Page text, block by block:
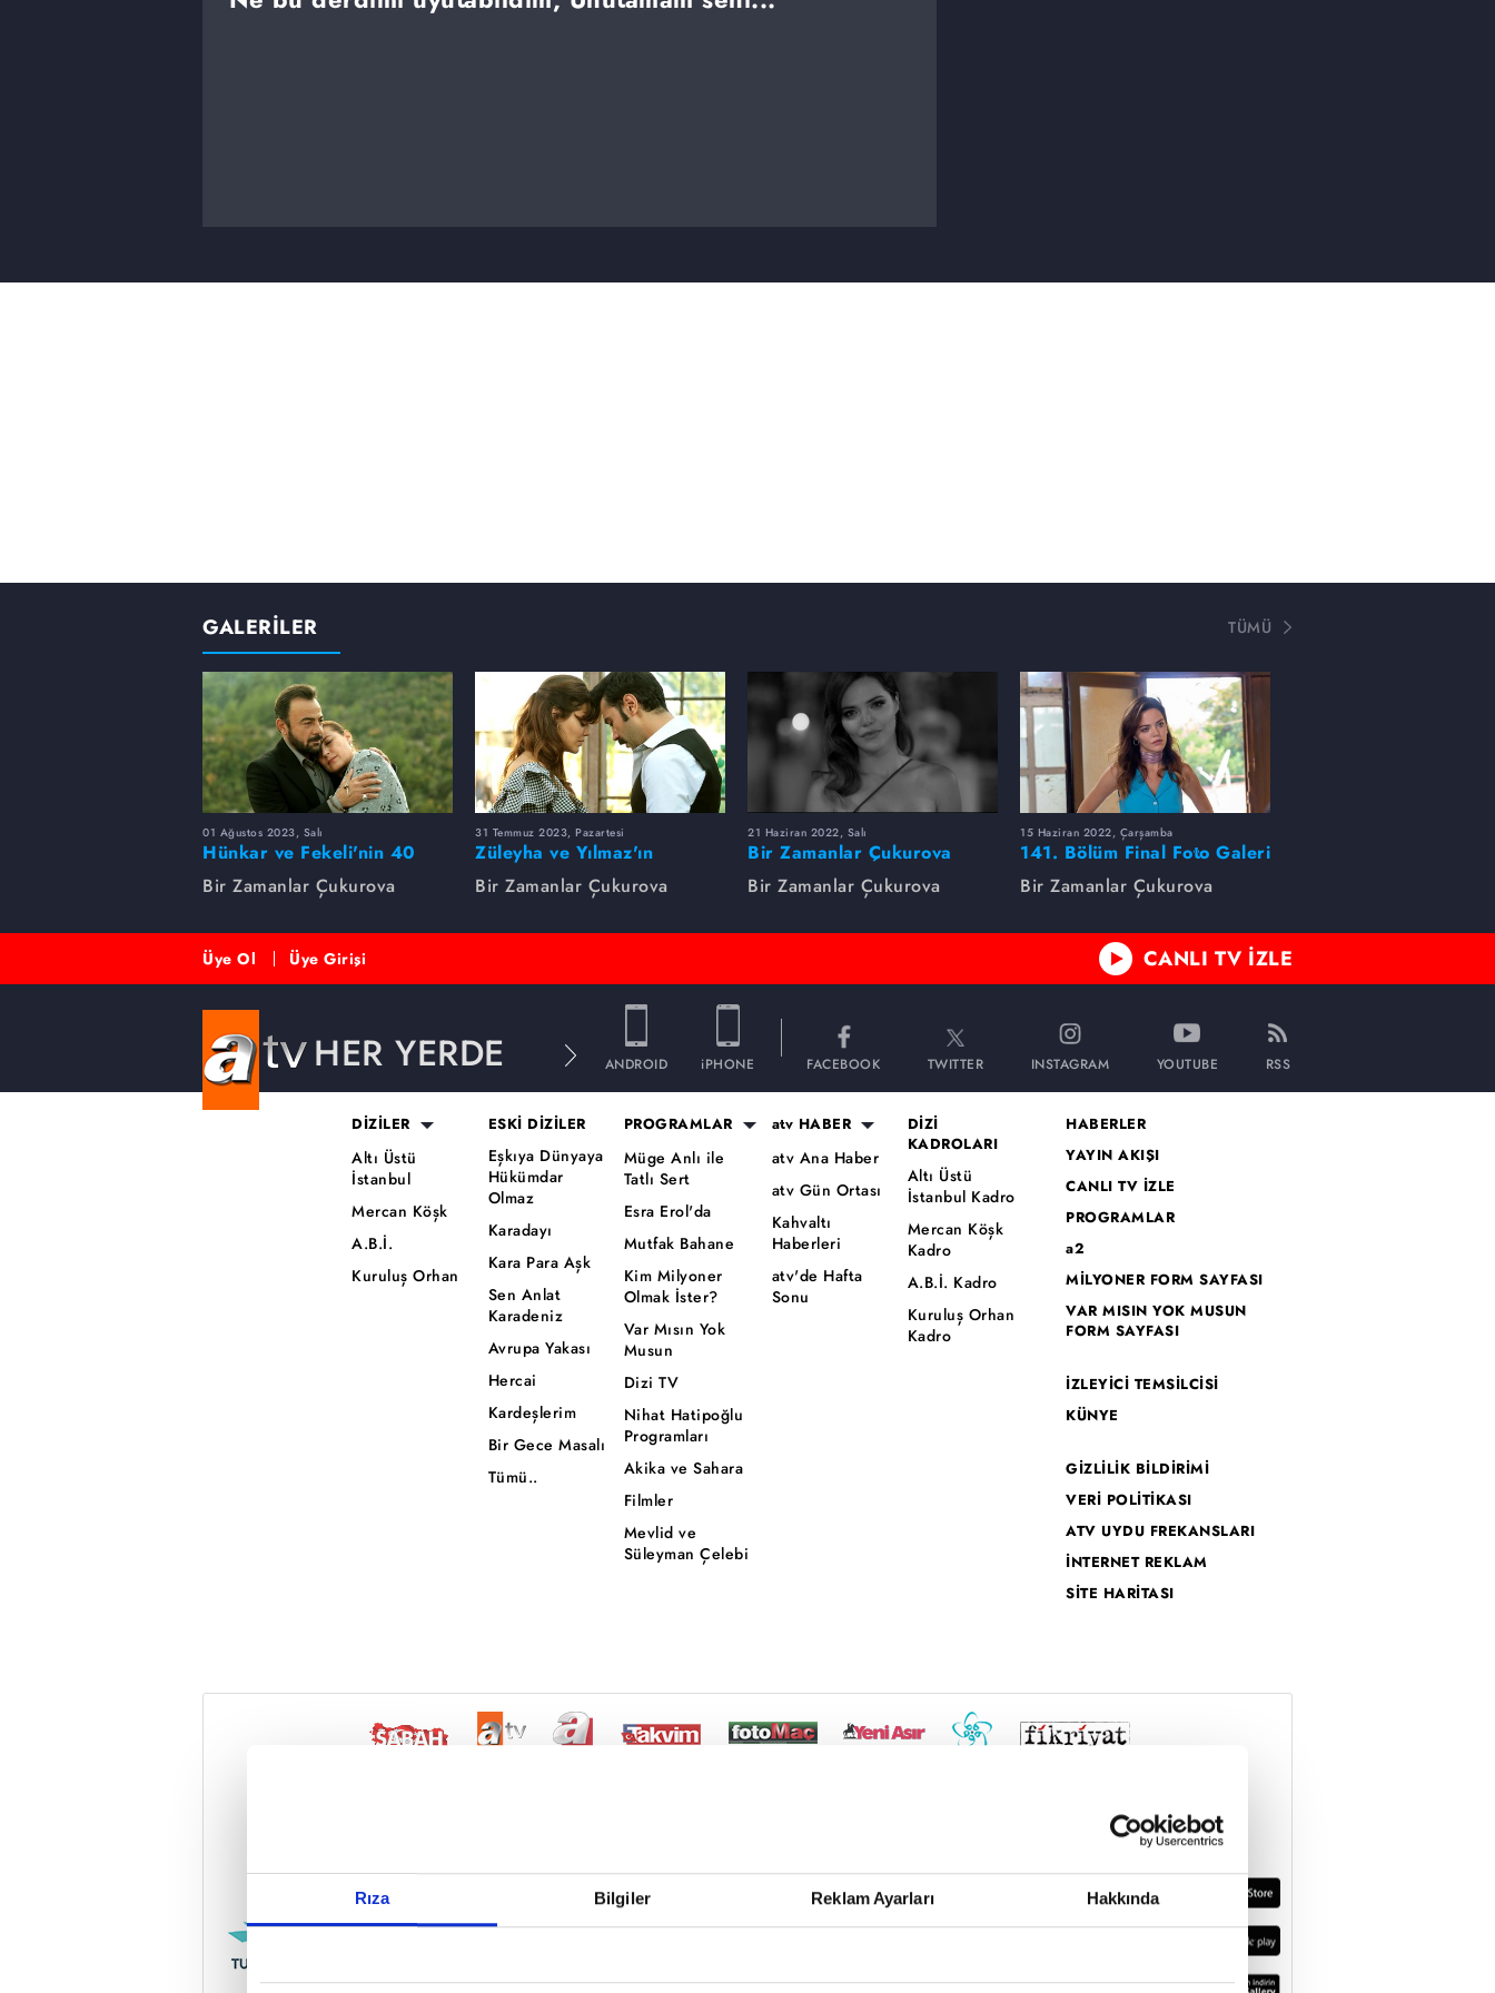
Rıza Bilgiler Reklam Ayarları Hakkında
Reddet
GALERİLER TÜMÜ
01 Ağustos 2023, Salı
Hünkar ve Fekeli'nin 40
yıllık sevdası
Bir Zamanlar Çukurova
31 Temmuz 2023, Pazartesi
Züleyha ve Yılmaz'ın
Unutulmaz Aşkı
Bir Zamanlar Çukurova
21 Haziran 2022, Salı
Bir Zamanlar Çukurova
Zaman Makinesi
Bir Zamanlar Çukurova
15 Haziran 2022, Çarşamba
141. Bölüm Final Foto Galeri
Bir Zamanlar Çukurova
Üye Ol Üye Girişi CANLI TV İZLE
HER YERDE ANDROID iPHONE FACEBOOK TWITTER INSTAGRAM YOUTUBE RSS
DİZİLER
Altı Üstü
İstanbul
Mercan Köşk
A.B.İ.
Kuruluş Orhan
ESKİ DİZİLER
Eşkıya Dünyaya
Hükümdar
Olmaz
Karadayı
Kara Para Aşk
Sen Anlat
Karadeniz
Avrupa Yakası
Hercai
Kardeşlerim
Bir Gece Masalı
Tümü..
PROGRAMLAR
Müge Anlı ile
Tatlı Sert
Esra Erol'da
Mutfak Bahane
Kim Milyoner
Olmak İster?
Var Mısın Yok
Musun
Dizi TV
Nihat Hatipoğlu
Programları
Akika ve Sahara
Filmler
Mevlid ve
Süleyman Çelebi
atv HABER
atv Ana Haber
atv Gün Ortası
Kahvaltı
Haberleri
atv'de Hafta
Sonu
DİZİ
KADROLARI
Altı Üstü
İstanbul Kadro
Mercan Köşk
Kadro
A.B.İ. Kadro
Kuruluş Orhan
Kadro
HABERLER
YAYIN AKIŞI
CANLI TV İZLE
PROGRAMLAR
a2
MİLYONER FORM SAYFASI
VAR MISIN YOK MUSUN
FORM SAYFASI
İZLEYİCİ TEMSİLCİSİ
KÜNYE
GİZLİLİK BİLDİRİMİ
VERİ POLİTİKASI
ATV UYDU FREKANSLARI
İNTERNET REKLAM
SİTE HARİTASI